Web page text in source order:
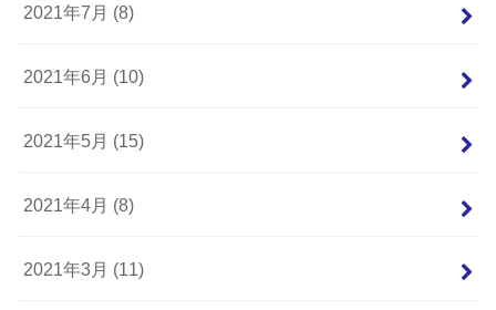
2021年7月 (8)
2021年6月 (10)
2021年5月 (15)
2021年4月 (8)
2021年3月 (11)